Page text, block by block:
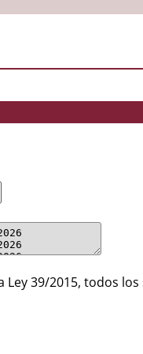
Ley 39/2015, todos